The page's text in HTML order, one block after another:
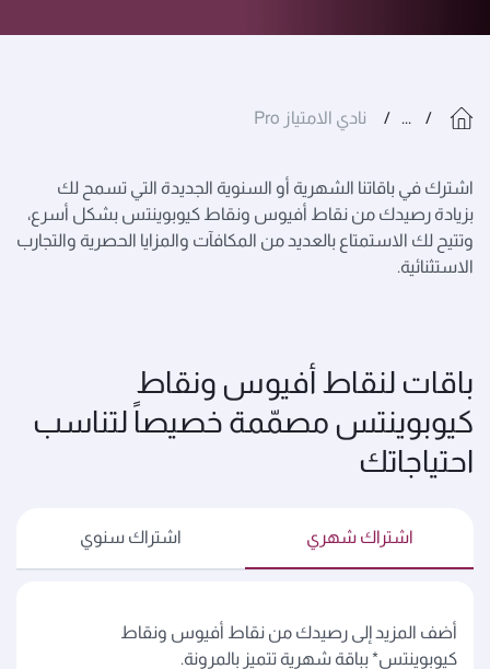
... نادي الامتياز Pro
اشترك في باقاتنا الشهرية أو السنوية الجديدة التي تسمح لك
بزيادة رصيدك من نقاط أفيوس ونقاط كيوبوينتس بشكل أسرع،
وتتيح لك الاستمتاع بالعديد من المكافآت والمزايا الحصرية والتجارب
الاستثنائية.
باقات لنقاط أفيوس ونقاط
كيوبوينتس مصمّمة خصيصاً لتناسب
احتياجاتك
اشتراك شهري اشتراك سنوي
أضف المزيد إلى رصيدك من نقاط أفيوس ونقاط
كيوبوينتس* بباقة شهرية تتميز بالمرونة.